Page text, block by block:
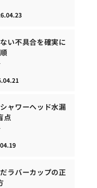
い不具合を確実に
ャワーヘッド水漏
点
ラバーカップの正